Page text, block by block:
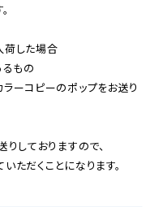
荷した場合
もの
ーコピーのポップをお送り
しておりますので、
ただくことになります。